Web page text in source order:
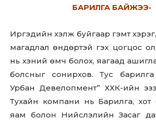
БАРИЛГА БАЙЖЭЭ-
Иргэдийн хэлж буйгаар гэмт
магадлал өндөртэй гэх цогцос
нь хэний өмч болох, яагаад
болсныг сонирхов. Тус
Урбан Девелопмент” ХХК-ийн
Тухайн компани нь Барилга, хот
яам болон Нийслэлийн Засаг